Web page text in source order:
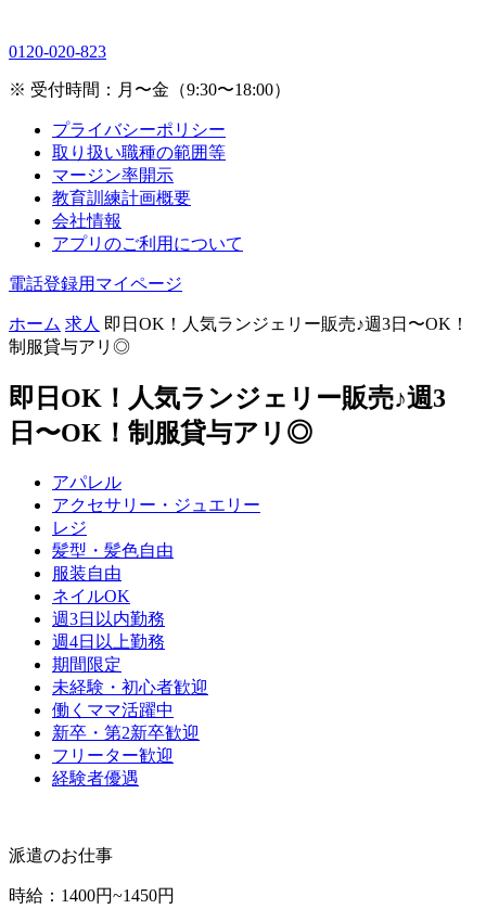
0120-020-823
※ 受付時間：月〜金（9:30〜18:00）
プライバシーポリシー
取り扱い職種の範囲等
マージン率開示
教育訓練計画概要
会社情報
アプリのご利用について
電話登録用マイページ
ホーム 求人 即日OK！人気ランジェリー販売♪週3日〜OK！
制服貸与アリ◎
即日OK！人気ランジェリー販売♪週3
日〜OK！制服貸与アリ◎
アパレル
アクセサリー・ジュエリー
レジ
髪型・髪色自由
服装自由
ネイルOK
週3日以内勤務
週4日以上勤務
期間限定
未経験・初心者歓迎
働くママ活躍中
新卒・第2新卒歓迎
フリーター歓迎
経験者優遇
派遣のお仕事
時給 ： 1400円~1450円